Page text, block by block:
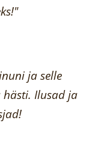
ja selle
Ilusad ja